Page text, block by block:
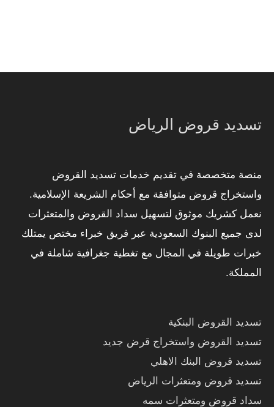
تسديد قروض الرياض
منصة متخصصة في تقديم خدمات تسديد القروض
واستخراج قروض متوافقة مع أحكام الشريعة الإسلامية.
نعمل كشريك موثوق لتسهيل سداد القروض والمتعثرات
لدى جميع البنوك السعودية عبر فريق خبراء مختص يمتلك
خبرات طويلة في المجال مع تغطية جغرافية شاملة في
المملكة.
تسديد القروض البنكية
تسديد القروض واستخراج قرض جديد
تسديد قروض البنك الاهلي
تسديد قروض ومتعثرات الرياض
سداد قروض ومتعثرات سمه